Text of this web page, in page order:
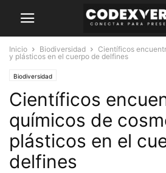
Inicio Biodiversidad
Científicos
y plásticos en el cuerpo de delfines
Biodiversidad
Científicos
químicos de
plásticos en el
delfines